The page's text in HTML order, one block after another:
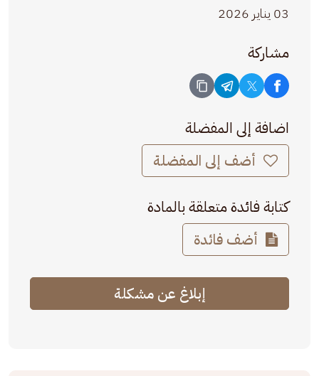
03 يناير 2026
مشاركة
اضافة إلى المفضلة
أضف إلى المفضلة
كتابة فائدة متعلقة بالمادة
أضف فائدة
إبلاغ عن مشكلة